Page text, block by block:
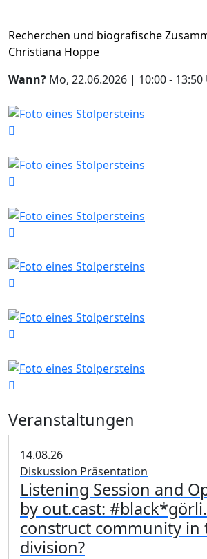
Recherchen und biografische
Christiana Hoppe
Wann? Mo, 22.06.2026 | 10:00 -
Veranstaltungen
14.08.26
Diskussion Präsentation
Listening Session and
by out.cast:
construct community in
division?